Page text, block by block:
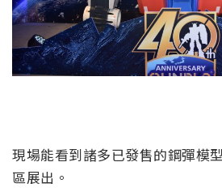
現場能看到諸多已發售的鋼彈模
區展出。